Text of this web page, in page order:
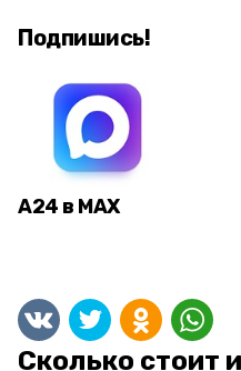
Подпишись!
А24 в MAX
Сколько стоит